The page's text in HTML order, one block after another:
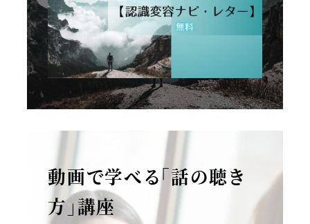
動画で学べる「話の聴き
方」講座